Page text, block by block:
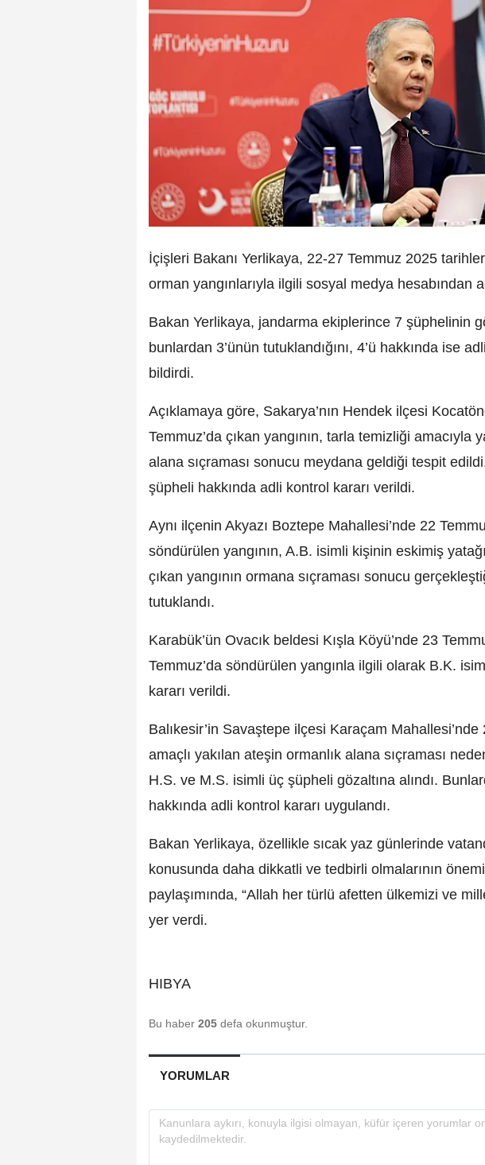
İçişleri Bakanı Yerlikaya, 22-27 Temmuz 2025
orman yangınlarıyla ilgili sosyal medya hesabından
Bakan Yerlikaya, jandarma ekiplerince 7 şüphelinin
bunlardan 3’ünün tutuklandığını, 4’ü hakkında ise
bildirdi.
Açıklamaya göre, Sakarya’nın Hendek ilçesi
Temmuz’da çıkan yangının, tarla temizliği amacıyla
alana sıçraması sonucu meydana geldiği tespit
şüpheli hakkında adli kontrol kararı verildi.
Aynı ilçenin Akyazı Boztepe Mahallesi’nde 22
söndürülen yangının, A.B. isimli kişinin eskimiş
çıkan yangının ormana sıçraması sonucu
tutuklandı.
Karabük’ün Ovacık beldesi Kışla Köyü’nde 23
Temmuz’da söndürülen yangınla ilgili olarak B.K.
kararı verildi.
Balıkesir’in Savaştepe ilçesi Karaçam Mahallesi’nde
amaçlı yakılan ateşin ormanlık alana sıçraması
H.S. ve M.S. isimli üç şüpheli gözaltına alındı.
hakkında adli kontrol kararı uygulandı.
Bakan Yerlikaya, özellikle sıcak yaz günlerinde
konusunda daha dikkatli ve tedbirli olmalarının
paylaşımında, “Allah her türlü afetten ülkemizi ve
yer verdi.
HIBYA
Bu haber 205 defa okunmuştur.
YORUMLAR